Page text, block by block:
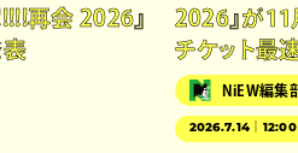
再会 2026』
2026』が
チケット最
NiEW編集
2026.7.14｜12:00